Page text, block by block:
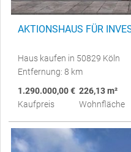
AKTIONSHAUS FÜR
Haus kaufen in 50829 Köln
Entfernung: 8 km
1.290.000,00 €
Kaufpreis
226,13 m²
Wohnfläche